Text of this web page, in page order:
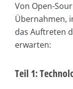
Von Open-
Übernahmen,
das Auftreten
erwarten:
Teil 1: